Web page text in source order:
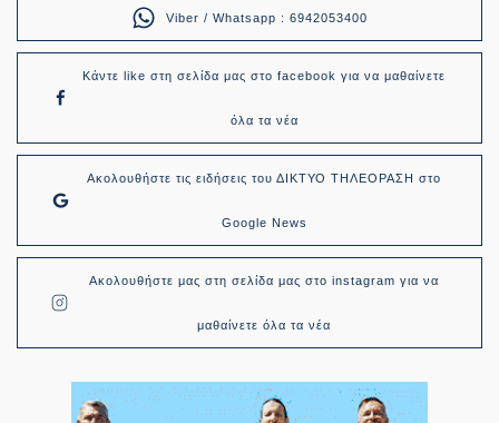
Viber / Whatsapp : 6942053400
Κάντε like στη σελίδα μας στο facebook για να μαθαίνετε
όλα τα νέα
Ακολουθήστε τις ειδήσεις του ΔΙΚΤΥΟ ΤΗΛΕΟΡΑΣΗ στο
Google News
Ακολουθήστε μας στη σελίδα μας στο instagram για να
μαθαίνετε όλα τα νέα